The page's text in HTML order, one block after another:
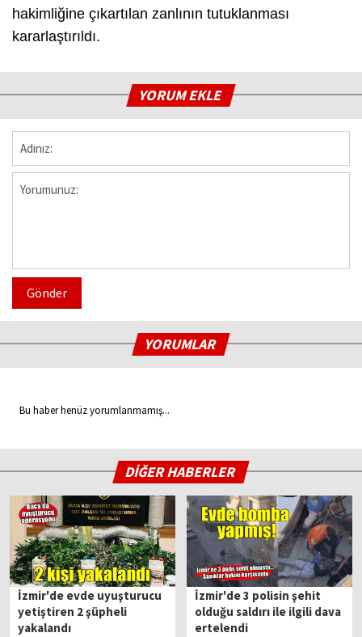
hakimliğine çıkartılan zanlının tutuklanması
kararlaştırıldı.
YORUM EKLE
Gönder
YORUMLAR
Bu haber henüz yorumlanmamış...
DİĞER HABERLER
İzmir'de evde uyuşturucu
yetiştiren 2 şüpheli
yakalandı
İzmir'de 3 polisin şehit
olduğu saldırı ile ilgili dava
ertelendi